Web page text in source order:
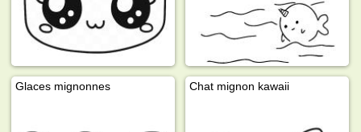
Glaces mignonnes Chat mignon kawaii